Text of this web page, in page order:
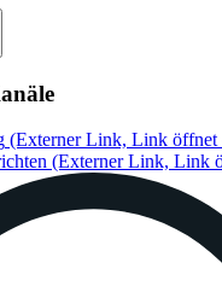
(Externer Link, Link öffnet
(Externer Link, Link